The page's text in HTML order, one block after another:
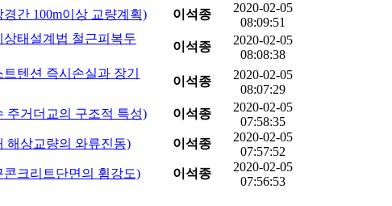
간 100m이상 교량계획)
이석종
2020-02-05
08:09:51
상태설계법 철근피복두
이석종
2020-02-05
08:08:38
텐션 즉시손실과 장기
이석종
2020-02-05
08:07:29
주거더교의 구조적 특성)
이석종
2020-02-05
07:58:35
해상교량의 와류진동)
이석종
2020-02-05
07:57:52
콘크리트단면의 휨강도)
이석종
2020-02-05
07:56:53